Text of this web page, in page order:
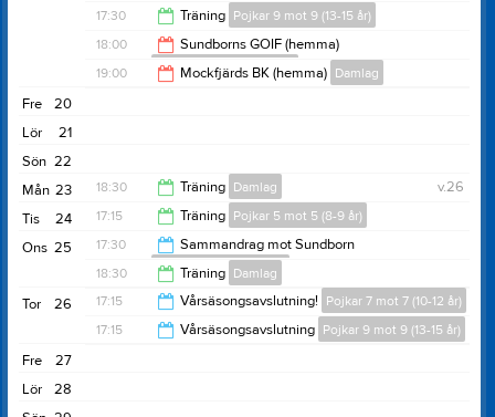
20:00
18:45
17:30 Träning Pojkar 9 mot 9 (13-15 år)
18:45
18:00
Sundborns GOIF (hemma)
Pojkar 9 mot 9 (13-15 år)
19:00 Mockfjärds BK (hemma) Damlag
20
Fre
21
Lör
22
Sön
23
Mån v.26
18:30 Träning Damlag
20:00
24
Tis 17:15 Träning Pojkar 5 mot 5 (8-9 år)
18:15
25
Ons 17:30
Sammandrag mot Sundborn
Pojkar 5 mot 5 (8-9 år)
18:45
18:30 Träning Damlag
20:00
26
Tor 17:15 Vårsäsongsavslutning! Pojkar 7 mot 7 (10-12 år)
17:15 Vårsäsongsavslutning Pojkar 9 mot 9 (13-15 år)
27
Fre
28
Lör